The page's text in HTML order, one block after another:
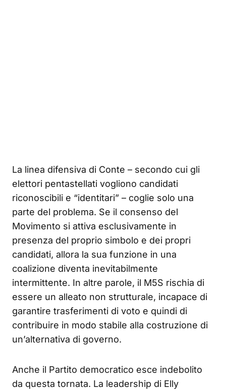
La linea difensiva di Conte – secondo cui gli
elettori pentastellati vogliono candidati
riconoscibili e “identitari” – coglie solo una
parte del problema. Se il consenso del
Movimento si attiva esclusivamente in
presenza del proprio simbolo e dei propri
candidati, allora la sua funzione in una
coalizione diventa inevitabilmente
intermittente. In altre parole, il M5S rischia di
essere un alleato non strutturale, incapace di
garantire trasferimenti di voto e quindi di
contribuire in modo stabile alla costruzione di
un’alternativa di governo.
Anche il Partito democratico esce indebolito
da questa tornata. La leadership di Elly